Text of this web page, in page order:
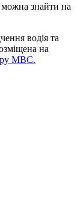
можна знайти на
водія та
на
МВС.